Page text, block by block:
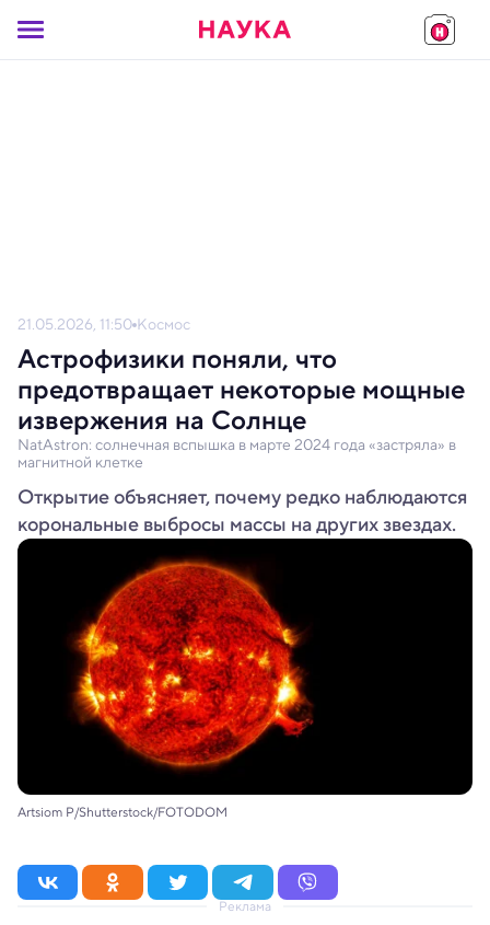
21.05.2026, 11:50 Космос
Астрофизики поняли, что
предотвращает некоторые мощные
извержения на Солнце
NatAstron: солнечная вспышка в марте 2024 года «застряла» в
магнитной клетке
Открытие объясняет, почему редко наблюдаются
корональные выбросы массы на других звездах.
Artsiom P/Shutterstock/FOTODOM
Реклама